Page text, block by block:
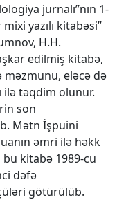
jurnalı”nın 1-
yazılı kitabəsi”
H.H.
edilmiş kitabə,
məzmunu, eləcə də
təqdim olunur.
son
Mətn İşpuini
əmri ilə həkk
kitabə 1989-cu
dəfə
götürülüb.